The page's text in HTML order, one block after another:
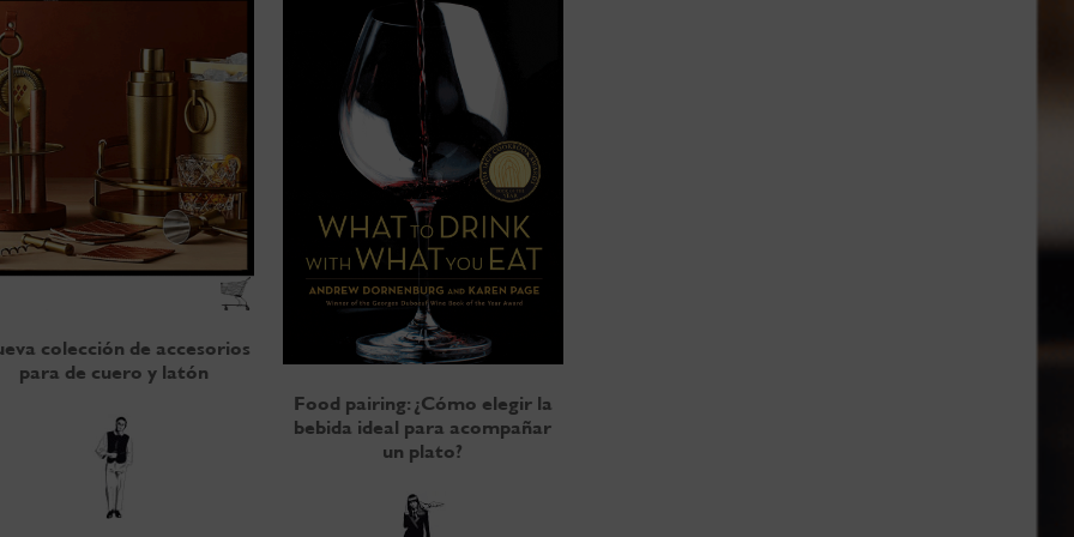
colección de accesorios
para de cuero y latón
Food pairing: ¿Cómo elegir la
bebida ideal para acompañar
un plato?